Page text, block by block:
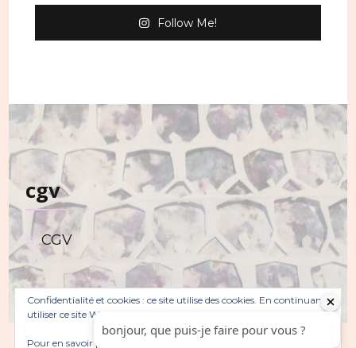
Follow Me!
cgv
CGV
Confidentialité et cookies : ce site utilise des cookies. En continuant à
utiliser ce site Web, vous acceptez leur utilisation.
Pour en savoir plus, notamment sur la façon de contrôler les